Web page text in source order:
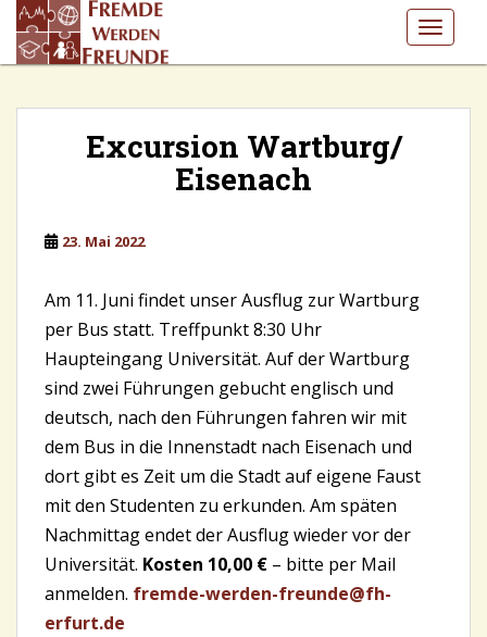
i
Excursion Wartburg/
Eisenach
23. Mai 2022
Am 11. Juni findet unser Ausflug zur Wartburg
per Bus statt. Treffpunkt 8:30 Uhr
Haupteingang Universität. Auf der Wartburg
sind zwei Führungen gebucht englisch und
deutsch, nach den Führungen fahren wir mit
dem Bus in die Innenstadt nach Eisenach und
dort gibt es Zeit um die Stadt auf eigene Faust
mit den Studenten zu erkunden. Am späten
Nachmittag endet der Ausflug wieder vor der
Universität. Kosten 10,00 € – bitte per Mail
anmelden. fremde-werden-freunde@fh-
erfurt.de